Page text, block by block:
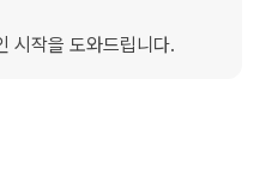
시작을 도와드립니다.